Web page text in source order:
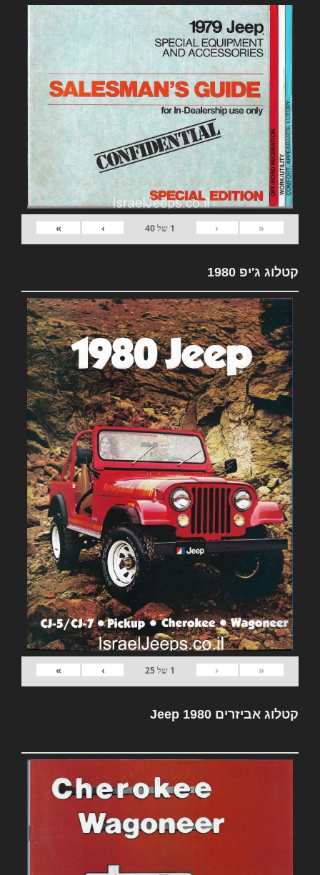
«
‹
1 של40
›
»
קטלוג ג'יפ 1980
«
‹
1 של25
›
»
קטלוג אביזרים Jeep 1980